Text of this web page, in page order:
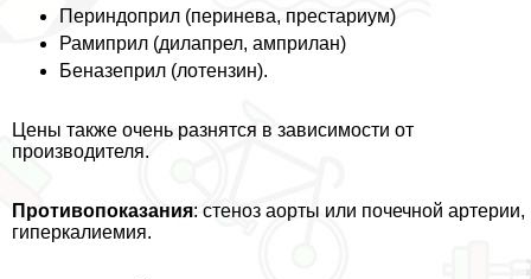
Периндоприл (перинева, престариум)
Рамиприл (дилапрел, амприлан)
Беназеприл (лотензин).
Цены также очень разнятся в зависимости от
производителя.
Противопоказания: стеноз аорты или почечной артерии,
гиперкалиемия.